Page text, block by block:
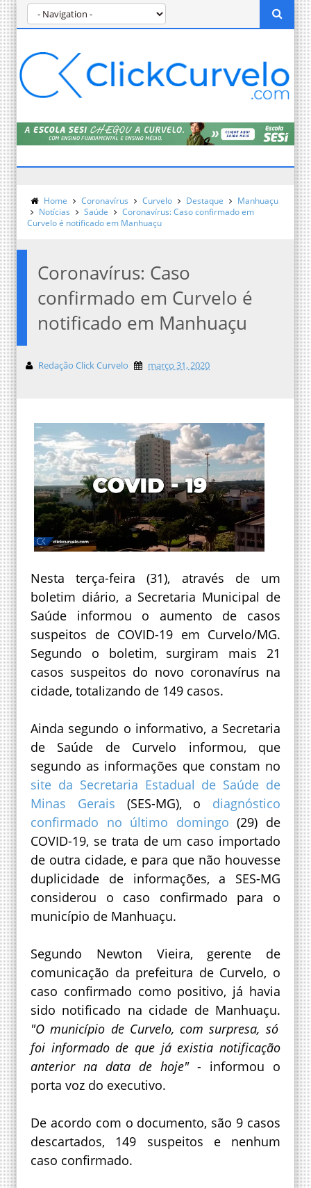
Home Coronavírus Curvelo Destaque
Manhuaçu
Notícias
Saúde
Coronavírus: Caso confirmado em
Curvelo é notificado em Manhuaçu
Coronavírus: Caso
confirmado em Curvelo é
notificado em Manhuaçu
Redação Click Curvelo março 31, 2020
Nesta terça-feira (31), através de um
boletim diário, a Secretaria Municipal de
Saúde informou o aumento de casos
suspeitos de COVID-19 em Curvelo/MG.
Segundo o boletim, surgiram mais 21
casos suspeitos do novo coronavírus na
cidade, totalizando de 149 casos.
Ainda segundo o informativo, a Secretaria
de Saúde de Curvelo informou, que
segundo as informações que constam no
site da Secretaria Estadual de Saúde de
Minas Gerais (SES-MG), o diagnóstico
confirmado no último domingo (29) de
COVID-19, se trata de um caso importado
de outra cidade, e para que não houvesse
duplicidade de informações, a SES-MG
considerou o caso confirmado para o
município de Manhuaçu.
Segundo Newton Vieira, gerente de
comunicação da prefeitura de Curvelo, o
caso confirmado como positivo, já havia
sido notificado na cidade de Manhuaçu.
"O município de Curvelo, com surpresa, só
foi informado de que já existia notificação
anterior na data de hoje"- informou o
porta voz do executivo.
De acordo com o documento, são 9 casos
descartados, 149 suspeitos e nenhum
caso confirmado.